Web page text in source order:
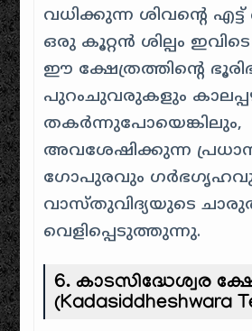
വധിക്കുന്ന ശിവന്റെ
ഒരു കൂറ്റൻ ശില്പം
ഈ ക്ഷേത്രത്തിന്റെ
പുറംചുവരുകളും
തകർന്നുപോയെങ്കിലും,
അവശേഷിക്കുന്ന
ഗോപുരവും
വാസ്തുവിദ്യയുടെ
വെളിപ്പെടുത്തുന്നു.
6. കാടസിദ്ധേശ്വര
(Kadasiddheshwara